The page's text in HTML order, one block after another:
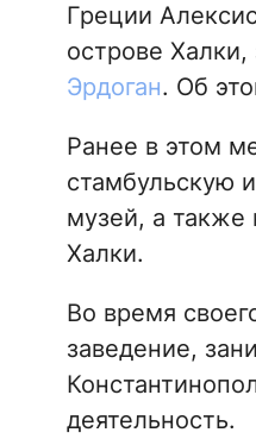
Греции
острове Халки,
Эрдоган. Об
Ранее в этом
стамбульскую
музей, а также
Халки.
Во время
заведение,
деятельность.